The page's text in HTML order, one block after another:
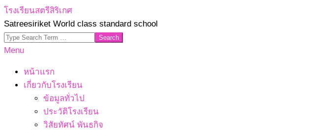
Skip
to
content
โรงเรียนสตรีสิริเกศ
Satreesiriket World class standard school
Search
Primary
Menu
Menu
หน้าแรก
เกี่ยวกับโรงเรียน
ข้อมูลทั่วไป
ประวัติโรงเรียน
วิสัยทัศน์ พันธกิจ